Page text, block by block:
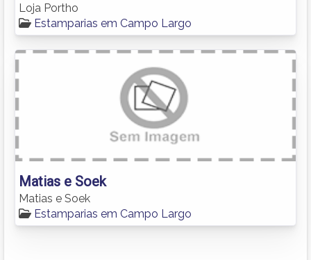
Loja Portho
Estamparias em Campo Largo
Matias e Soek
Matias e Soek
Estamparias em Campo Largo